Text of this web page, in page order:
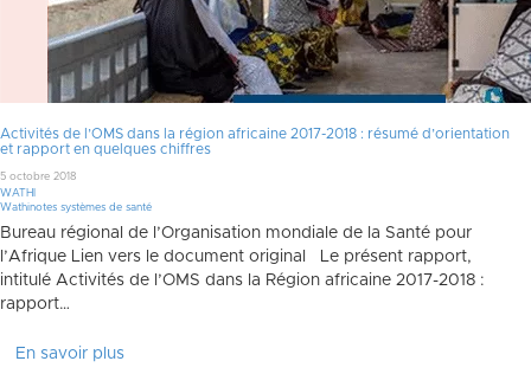
Activités de l’OMS dans la région africaine 2017-2018 : résumé d’orientation
et rapport en quelques chiffres
5 octobre 2018
WATHI
Wathinotes systèmes de santé
Bureau régional de l’Organisation mondiale de la Santé pour
l’Afrique Lien vers le document original Le présent rapport,
intitulé Activités de l’OMS dans la Région africaine 2017-2018 :
rapport…
En savoir plus